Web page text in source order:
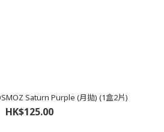
Saturn Purple (月拋) (1盒2片)
HK$125.00